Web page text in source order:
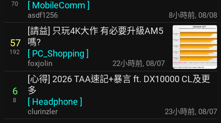
70
[ MobileComm ]
asdf1256 8小時前, 08/08
57
192
[請益] 只玩4K大作 有必要升級AM5
嗎?
[ PC_Shopping ]
foxjolin 22小時前, 08/07
6
8
[心得] 2026 TAA速記+暴言 ft. DX10000 CL及更
多
[ Headphone ]
clurinzler 23小時前, 08/07